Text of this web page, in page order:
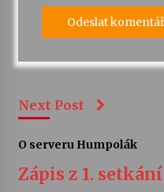
Next Post
O serveru Humpolák
Zápis z 1.